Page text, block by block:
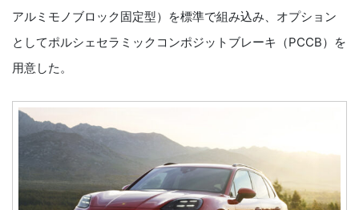
アルミモノブロック固定型）を標準で組み込み、オプション
としてポルシェセラミックコンポジットブレーキ（PCCB）を
用意した。